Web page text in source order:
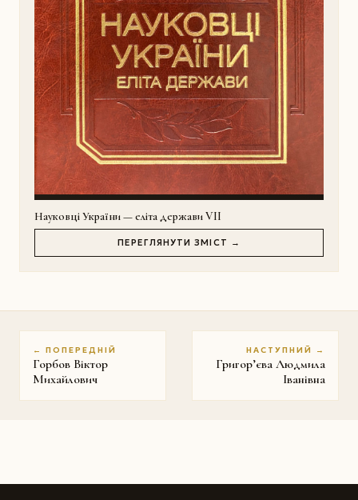
Науковці України — еліта держави VII
ПЕРЕГЛЯНУТИ ЗМІСТ →
← ПОПЕРЕДНІЙ
Горбов Віктор
Михайлович
НАСТУПНИЙ →
Григор’єва Людмила
Іванівна